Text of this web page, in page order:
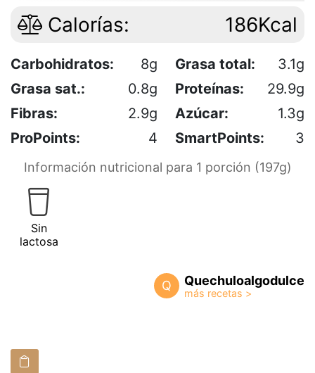
Calorías: 186Kcal
Carbohidratos: 8g Grasa total:
3.1g
Grasa sat.:
0.8g Proteínas:
29.9g
Fibras:
2.9g Azúcar:
1.3g
ProPoints:
4 SmartPoints: 3
Información nutricional para 1 porción (197g)
Sin
lactosa
Q Quechuloalgodulce